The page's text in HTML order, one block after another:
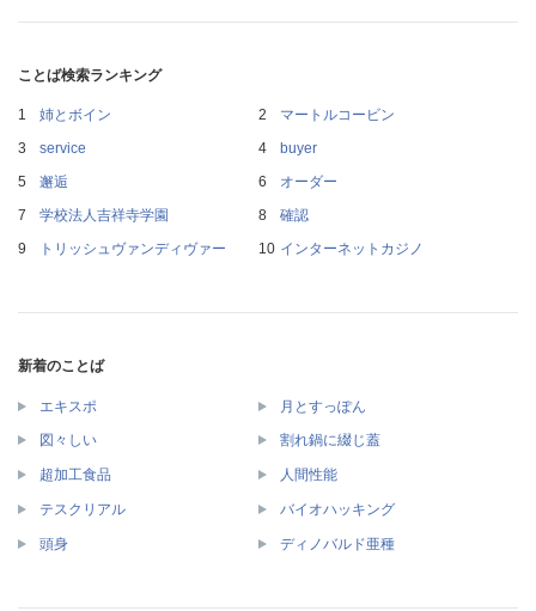
ことば検索ランキング
姉とボイン
マートルコービン
service
buyer
邂逅
オーダー
学校法人吉祥寺学園
確認
トリッシュヴァンディヴァー
インターネットカジノ
新着のことば
エキスポ 月とすっぽん
図々しい 割れ鍋に綴じ蓋
超加工食品 人間性能
テスクリアル バイオハッキング
頭身 ディノバルド亜種